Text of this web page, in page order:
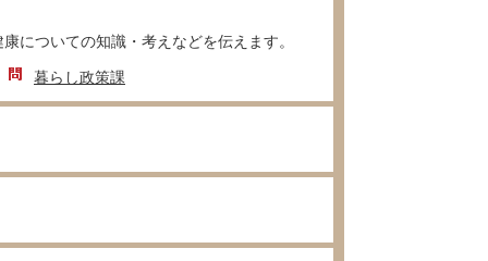
についての知識・考えなどを伝えます。
暮らし政策課